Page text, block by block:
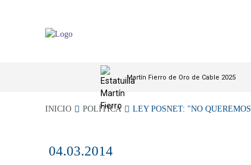
Martín Fierro de Oro de Cable 2025
INICIO POLÍTICA LEY POSNET: "NO
04.03.2014